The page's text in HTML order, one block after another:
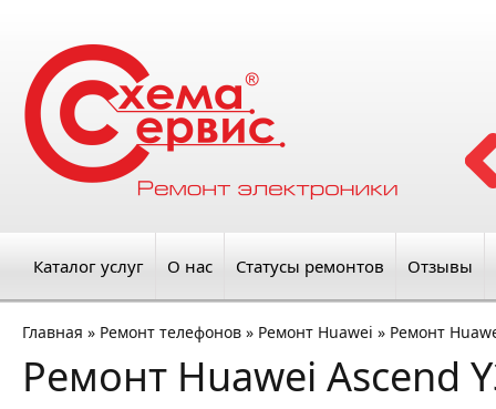
Каталог услуг О нас Статусы ремонтов Отзывы
Главная » Ремонт телефонов » Ремонт Huawei » Ремонт
Ремонт Huawei Ascend